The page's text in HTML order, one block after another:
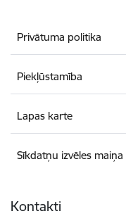
Privātuma politika
Piekļūstamība
Lapas karte
Sīkdatņu izvēles maiņa
Kontakti